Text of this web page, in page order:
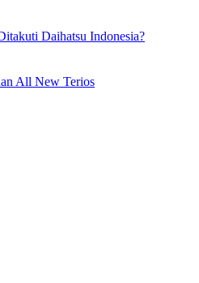
Daihatsu Indonesia?
All New Terios